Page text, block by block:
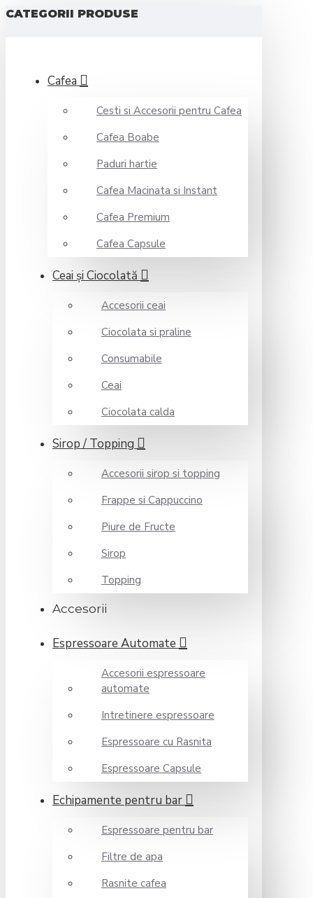
CATEGORII PRODUSE
Cafea
Cesti si Accesorii pentru Cafea
Cafea Boabe
Paduri hartie
Cafea Macinata si Instant
Cafea Premium
Cafea Capsule
Ceai şi Ciocolată
Accesorii ceai
Ciocolata si praline
Consumabile
Ceai
Ciocolata calda
Sirop / Topping
Accesorii sirop si topping
Frappe si Cappuccino
Piure de Fructe
Sirop
Topping
Accesorii
Espressoare Automate
Accesorii espressoare
automate
Intretinere espressoare
Espressoare cu Rasnita
Espressoare Capsule
Echipamente pentru bar
Espressoare pentru bar
Filtre de apa
Rasnite cafea